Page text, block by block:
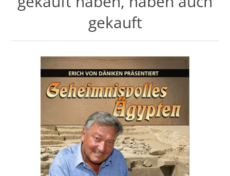
gekauft